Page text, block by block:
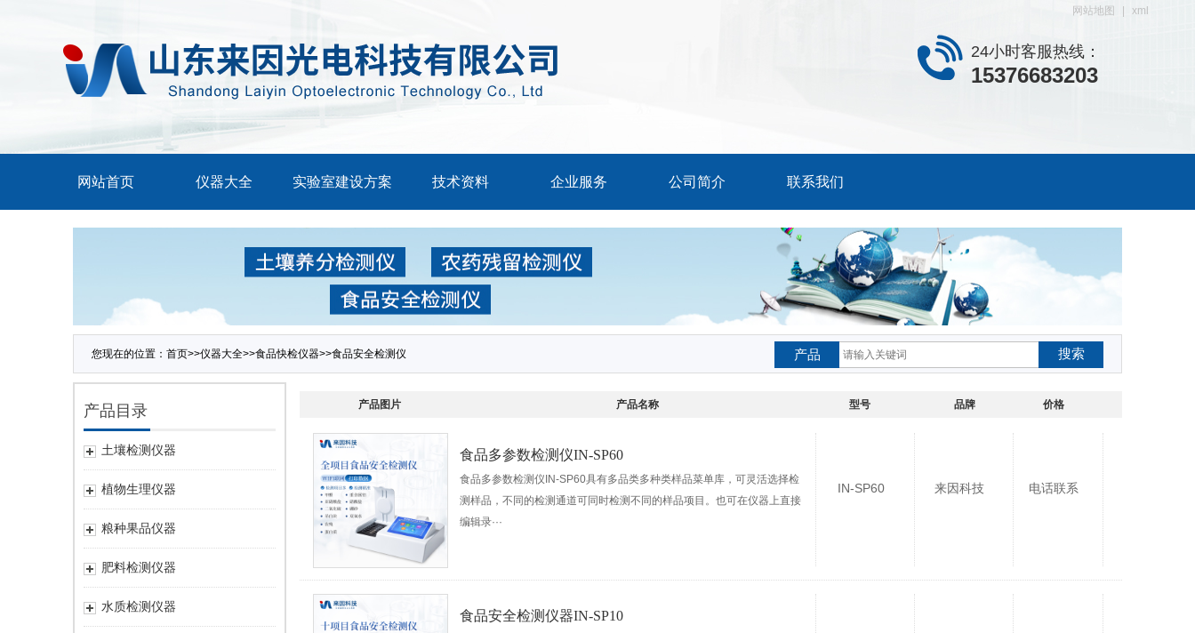
网站地图 xml
24小时客服热线：
15376683203
网站首页 仪器大全 实验室建设方案 技术资料 企业服务 公司简介 联系我们
产品 搜索
您现在的位置： 首页>>仪器大全>>食品快检仪器>>食品安全检测仪
产品目录
土壤检测仪器
植物生理仪器
粮种果品仪器
肥料检测仪器
水质检测仪器
产品图片 产品名称 型号 品牌 价格
食品多参数检测仪IN-SP60
食品多参数检测仪IN-SP60具有多品类多种类样品菜单库，可灵活选择检
测样品，不同的检测通道可同时检测不同的样品项目。也可在仪器上直接
编辑录···
IN-SP60 来因科技 电话联系
食品安全检测仪器IN-SP10